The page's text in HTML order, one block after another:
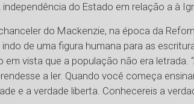
do Estado em relação a à
do Mackenzie, na época da
de uma figura humana para as
vista que a população não era letrada.
a ler. Quando você começa
e a verdade liberta. Conhecereis a